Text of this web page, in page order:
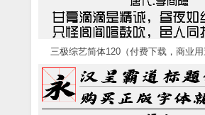
三极综艺简体120（付费下载，商业用